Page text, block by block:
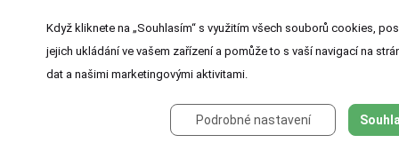
Když kliknete na „Souhlasím“ s využitím všech souborů cookies,
jejich ukládání ve vašem zařízení a pomůže to s vaší navigací na
dat a našimi marketingovými aktivitami.
Podrobné nastavení